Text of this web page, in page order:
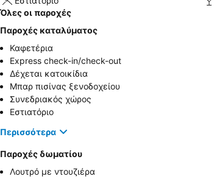
Όλες οι παροχές
Παροχές καταλύματος
Καφετέρια
Express check-in/check-out
Δέχεται κατοικίδια
Μπαρ πισίνας ξενοδοχείου
Συνεδριακός χώρος
Εστιατόριο
Περισσότερα
Παροχές δωματίου
Λουτρό με ντουζιέρα